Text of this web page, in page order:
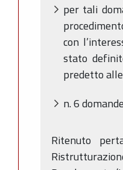
per tali
con
stato
predetto
n. 6
Ritenuto